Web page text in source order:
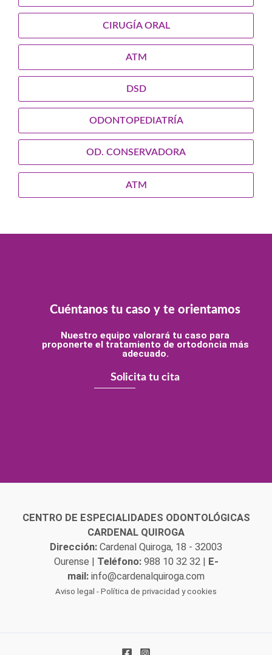
CIRUGÍA ORAL
ATM
DSD
ODONTOPEDIATRÍA
OD. CONSERVADORA
ATM
Cuéntanos tu caso y te orientamos
Nuestro equipo valorará tu caso para
proponerte el tratamiento de ortodoncia más
adecuado.
Solicita tu cita
CENTRO DE ESPECIALIDADES ODONTOLÓGICAS
CARDENAL QUIROGA
Dirección: Cardenal Quiroga, 18 - 32003
Ourense | Teléfono: 988 10 32 32| E-
mail: info@cardenalquiroga.com
Aviso legal - Política de privacidad y cookies